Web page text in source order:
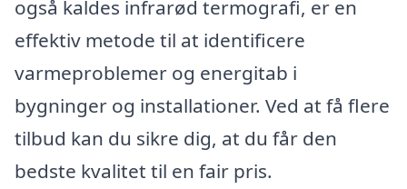
også kaldes infrarød termografi, er en
effektiv metode til at identificere
varmeproblemer og energitab i
bygninger og installationer. Ved at få flere
tilbud kan du sikre dig, at du får den
bedste kvalitet til en fair pris.